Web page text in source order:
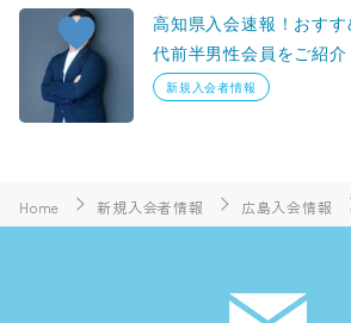
高知県入会速報！おす
代前半男性会員をご紹介
新規入会者情報
Home 新規入会者情報 広島入会情報